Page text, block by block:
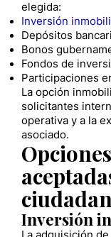
elegida:
Inversión
Depósitos
Bonos
Fondos de
Participaciones
La opción
solicitantes
operativa y a la
asociado.
Inversión